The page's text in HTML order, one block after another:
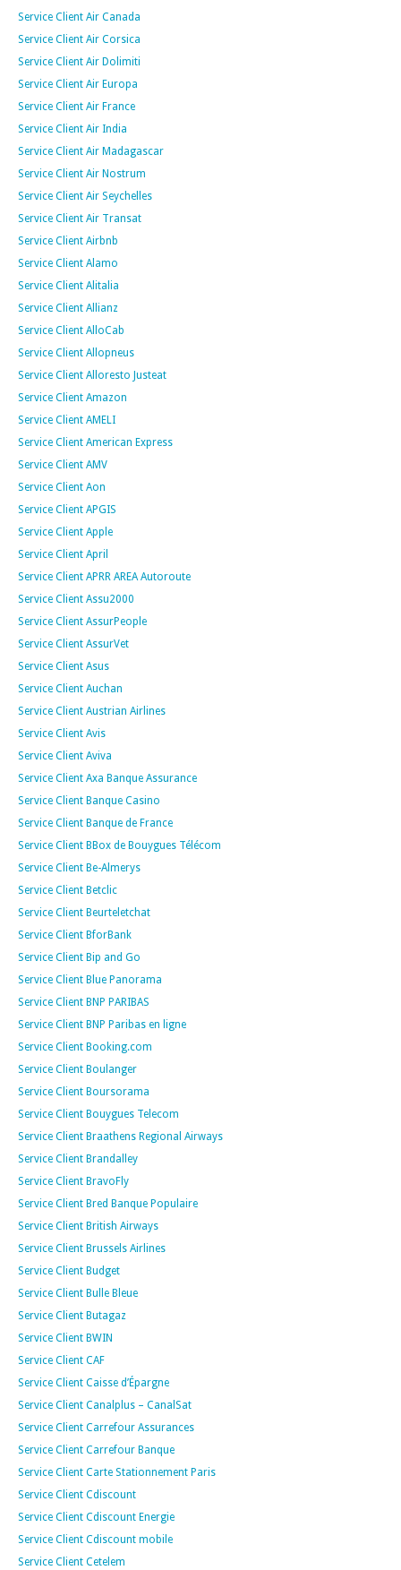
Service Client Air Canada
Service Client Air Corsica
Service Client Air Dolimiti
Service Client Air Europa
Service Client Air France
Service Client Air India
Service Client Air Madagascar
Service Client Air Nostrum
Service Client Air Seychelles
Service Client Air Transat
Service Client Airbnb
Service Client Alamo
Service Client Alitalia
Service Client Allianz
Service Client AlloCab
Service Client Allopneus
Service Client Alloresto Justeat
Service Client Amazon
Service Client AMELI
Service Client American Express
Service Client AMV
Service Client Aon
Service Client APGIS
Service Client Apple
Service Client April
Service Client APRR AREA Autoroute
Service Client Assu2000
Service Client AssurPeople
Service Client AssurVet
Service Client Asus
Service Client Auchan
Service Client Austrian Airlines
Service Client Avis
Service Client Aviva
Service Client Axa Banque Assurance
Service Client Banque Casino
Service Client Banque de France
Service Client BBox de Bouygues Télécom
Service Client Be-Almerys
Service Client Betclic
Service Client Beurteletchat
Service Client BforBank
Service Client Bip and Go
Service Client Blue Panorama
Service Client BNP PARIBAS
Service Client BNP Paribas en ligne
Service Client Booking.com
Service Client Boulanger
Service Client Boursorama
Service Client Bouygues Telecom
Service Client Braathens Regional Airways
Service Client Brandalley
Service Client BravoFly
Service Client Bred Banque Populaire
Service Client British Airways
Service Client Brussels Airlines
Service Client Budget
Service Client Bulle Bleue
Service Client Butagaz
Service Client BWIN
Service Client CAF
Service Client Caisse d’Épargne
Service Client Canalplus – CanalSat
Service Client Carrefour Assurances
Service Client Carrefour Banque
Service Client Carte Stationnement Paris
Service Client Cdiscount
Service Client Cdiscount Energie
Service Client Cdiscount mobile
Service Client Cetelem